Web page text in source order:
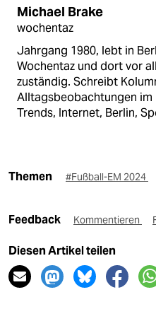
Michael Brake
wochentaz
Jahrgang 1980, lebt in
Wochentaz und dort vor
zuständig. Schreibt
Alltagsbeobachtungen im
Trends, Internet, Berlin,
Themen #Fußball-EM 2024
Feedback Kommentieren
Diesen Artikel teilen